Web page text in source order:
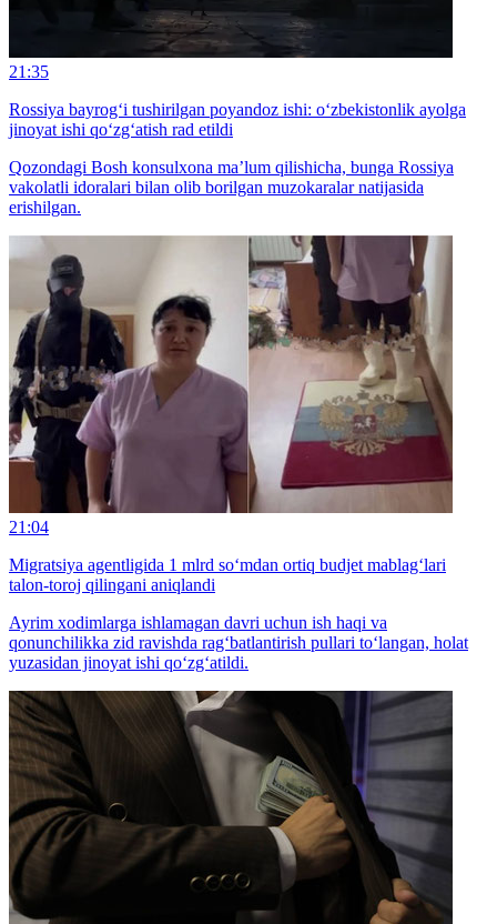
21:35
Rossiya bayrog‘i tushirilgan poyandoz ishi: o‘zbekistonlik ayolga
jinoyat ishi qo‘zg‘atish rad etildi
Qozondagi Bosh konsulxona ma’lum qilishicha, bunga Rossiya
vakolatli idoralari bilan olib borilgan muzokaralar natijasida
erishilgan.
21:04
Migratsiya agentligida 1 mlrd so‘mdan ortiq budjet mablag‘lari
talon-toroj qilingani aniqlandi
Ayrim xodimlarga ishlamagan davri uchun ish haqi va
qonunchilikka zid ravishda rag‘batlantirish pullari to‘langan, holat
yuzasidan jinoyat ishi qo‘zg‘atildi.